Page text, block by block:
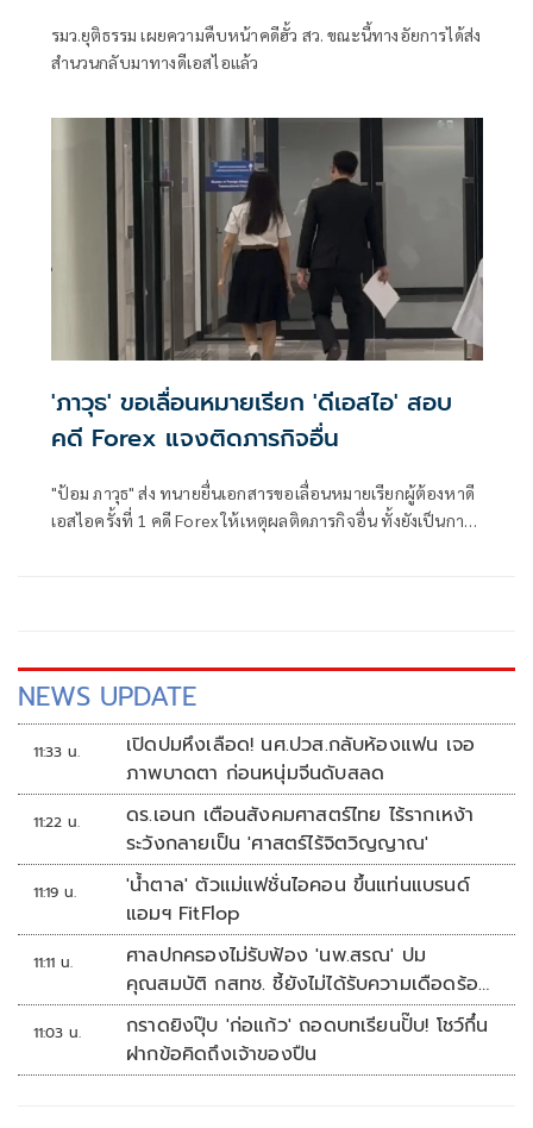
รมว.ยุติธรรม เผยความคืบหน้าคดีฮั้ว สว. ขณะนี้ทางอัยการได้ส่ง
สำนวนกลับมาทางดีเอสไอแล้ว
'ภาวุธ' ขอเลื่อนหมายเรียก 'ดีเอสไอ' สอบ
คดี Forex แจงติดภารกิจอื่น
"ป้อม ภาวุธ" ส่ง ทนายยื่นเอกสารขอเลื่อนหมายเรียกผู้ต้องหาดี
เอสไอครั้งที่ 1 คดี Forex ให้เหตุผลติดภารกิจอื่น ทั้งยังเป็นการ
NEWS UPDATE
11:33 น.
เปิดปมหึงเลือด! นศ.ปวส.กลับห้องแฟน เจอ
ภาพบาดตา ก่อนหนุ่มจีนดับสลด
11:22 น.
ดร.เอนก เตือนสังคมศาสตร์ไทย ไร้รากเหง้า
ระวังกลายเป็น 'ศาสตร์ไร้จิตวิญญาณ'
11:19 น.
'น้ำตาล' ตัวแม่แฟชั่นไอคอน ขึ้นแท่นแบรนด์
แอมฯ FitFlop
11:11 น.
ศาลปกครองไม่รับฟ้อง 'นพ.สรณ' ปม
คุณสมบัติ กสทช. ชี้ยังไม่ได้รับความเดือดร้อน
เสียหาย
11:03 น.
กราดยิงปุ๊บ 'ก่อแก้ว' ถอดบทเรียนปั๊บ! โชว์กึ๋น
ฝากข้อคิดถึงเจ้าของปืน